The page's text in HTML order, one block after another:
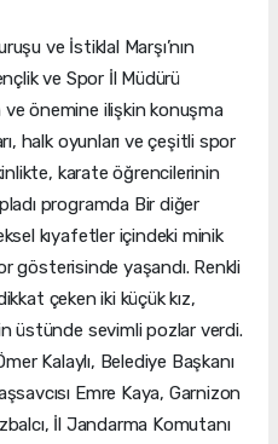
ve İstiklal Marşı’nın
ve Spor İl Müdürü
önemine ilişkin konuşma
halk oyunları ve çeşitli spor
karate öğrencilerinin
programda Bir diğer
kıyafetler içindeki minik
gösterisinde yaşandı. Renkli
çeken iki küçük kız,
üstünde sevimli pozlar verdi.
Kalaylı, Belediye Başkanı
Emre Kaya, Garnizon
İl Jandarma Komutanı